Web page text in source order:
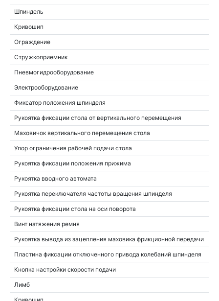
Шпиндель
Кривошип
Ограждение
Стружкоприемник
Пневмогидрооборудование
Электрооборудование
Фиксатор положения шпинделя
Рукоятка фиксации стола от вертикального перемещения
Маховичок вертикального перемещения стола
Упор ограничения рабочей подачи стола
Рукоятка фиксации положения прижима
Рукоятка вводного автомата
Рукоятка переключателя частоты вращения шпинделя
Рукоятка фиксации стола на оси поворота
Винт натяжения ремня
Рукоятка вывода из зацепления маховика фрикционной передачи
Пластина фиксации отключенного привода колебаний шпинделя
Кнопка настройки скорости подачи
Лимб